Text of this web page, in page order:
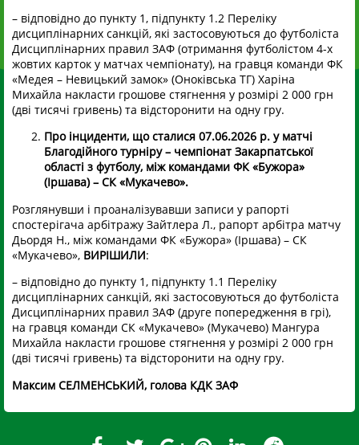
– відповідно до пункту 1, підпункту 1.2 Переліку
дисциплінарних санкцій, які застосовуються до футболіста
Дисциплінарних правил ЗАФ (отримання футболістом 4-х
жовтих карток у матчах чемпіонату), на гравця команди ФК
«Медея – Невицький замок» (Оноківська ТГ) Харіна
Михайла накласти грошове стягнення у розмірі 2 000 грн
(дві тисячі гривень) та відсторонити на одну гру.
Про інциденти, що сталися 07.06.2026 р. у матчі
Благодійного турніру – чемпіонат Закарпатської
області з футболу, між командами ФК «Бужора»
(Іршава) – СК «Мукачево».
Розглянувши і проаналізувавши записи у рапорті
спостерігача арбітражу Зайтлера Л., рапорт арбітра матчу
Дьордя Н., між командами ФК «Бужора» (Іршава) – СК
«Мукачево», ВИРІШИЛИ:
– відповідно до пункту 1, підпункту 1.1 Переліку
дисциплінарних санкцій, які застосовуються до футболіста
Дисциплінарних правил ЗАФ (друге попередження в грі),
на гравця команди СК «Мукачево» (Мукачево) Мангура
Михайла накласти грошове стягнення у розмірі 2 000 грн
(дві тисячі гривень) та відсторонити на одну гру.
Максим СЕЛМЕНСЬКИЙ, голова КДК ЗАФ